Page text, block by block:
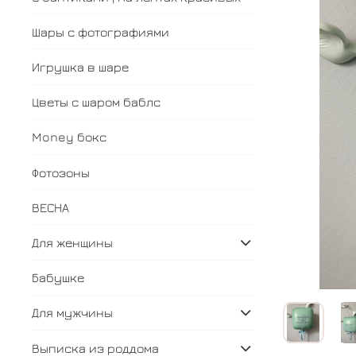
Шары с фотографиями
Игрушка в шаре
Цветы с шаром баблс
Money бокс
Фотозоны
ВЕСНА
Для женщины
Бабушке
Для мужчины
Выписка из роддома